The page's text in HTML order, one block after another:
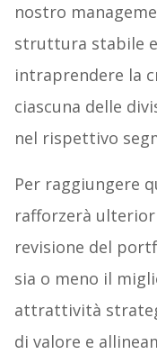
nostro
struttura stabile
intraprendere la
ciascuna delle
nel rispettivo
Per raggiungere
rafforzerà
revisione del
sia o meno il
attrattività
di valore e